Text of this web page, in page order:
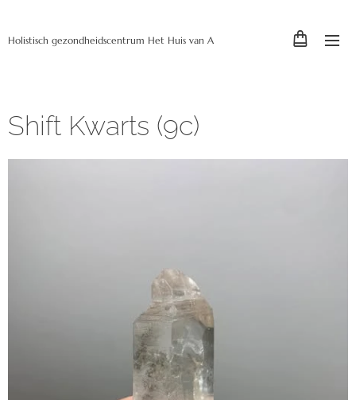
Holistisch gezondheidscentrum Het Huis van A
Shift Kwarts (9c)